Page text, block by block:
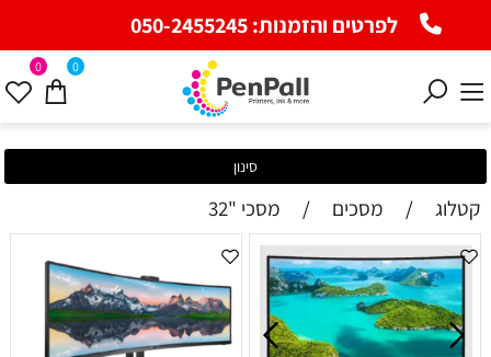
לפרטים והזמנות:050-2455245
0 0
סינון
קטלוג / מסכים / מסכי "32